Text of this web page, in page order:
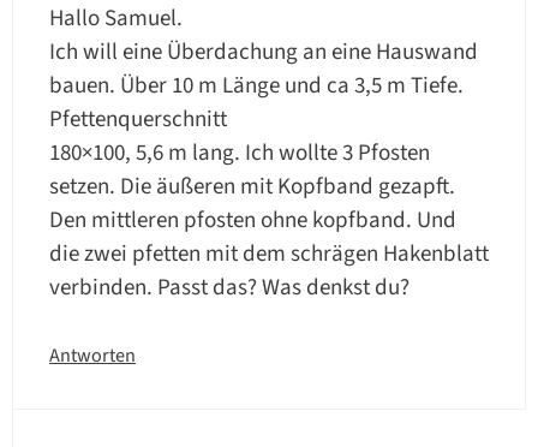
Hallo Samuel.
Ich will eine Überdachung an eine Hauswand
bauen. Über 10 m Länge und ca 3,5 m Tiefe.
Pfettenquerschnitt
180×100, 5,6 m lang. Ich wollte 3 Pfosten
setzen. Die äußeren mit Kopfband gezapft.
Den mittleren pfosten ohne kopfband. Und
die zwei pfetten mit dem schrägen Hakenblatt
verbinden. Passt das? Was denkst du?
Antworten